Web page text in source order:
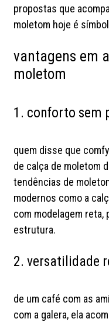
propostas que
moletom hoje é
vantagens em
moletom
1. conforto sem
quem disse que
de calça de moletom
tendências de
modernos como a
com modelagem
estrutura.
2. versatilidade
de um café com as
com a galera, ela